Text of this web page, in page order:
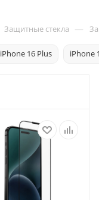
Защитные стекла —
iPhone 16 Plus iPhone